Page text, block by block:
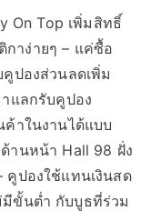
On Top เพิ่มสิทธิ์
าง่ายๆ – แค่ซื้อ
ปองส่วนลดเพิ่ม
แลกรับคูปอง
าในงานได้แบบ
านหน้า Hall 98 ฝั่ง
คูปองใช้แทนเงินสด
ขั้นต่ำ กับบูธที่ร่วม